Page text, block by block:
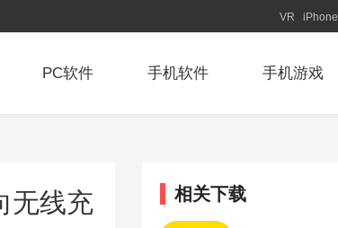
VR iPhone
PC软件 手机软件 手机游戏
无线充
相关下载